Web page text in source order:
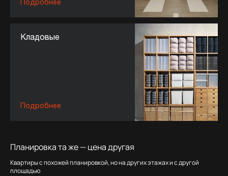
Подробнее
Кладовые
Подробнее
Планировка та же — цена другая
Квартиры с похожей планировкой, но на других этажах и с другой
площадью